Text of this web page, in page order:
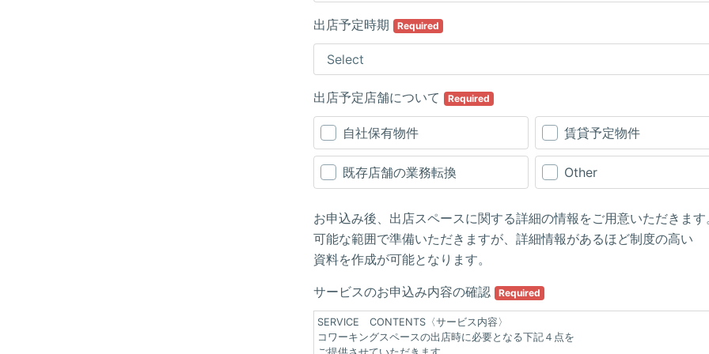
出店予定時期 Required
出店予定店舗について Required
自社保有物件 賃貸予定物件
既存店舗の業務転換 Other
お申込み後、出店スペースに関する詳細の情報をご用意いただきます
可能な範囲で準備いただきますが、詳細情報があるほど制度の高い
資料を作成が可能となります。
サービスのお申込み内容の確認 Required
SERVICE CONTENTS〈サービス内容〉
コワーキングスペースの出店時に必要となる下記４点を